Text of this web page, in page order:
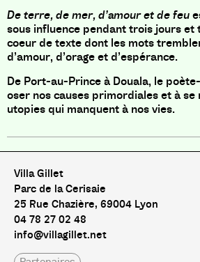
De terre, de mer, d’amour et de feu
sous influence pendant trois jours et
coeur de texte dont les mots
d’amour, d’orage et d’espérance.
De Port-au-Prince à Douala, le
oser nos causes primordiales et à
utopies qui manquent à nos vies.
Villa Gillet
Parc de la Cerisaie
25 Rue Chazière, 69004 Lyon
04 78 27 02 48
info@villagillet.net